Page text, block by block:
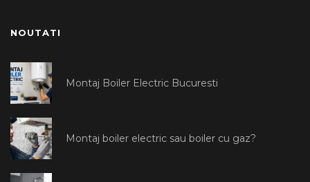
NOUTATI
Montaj Boiler Electric Bucuresti
Montaj boiler electric sau boiler cu gaz?